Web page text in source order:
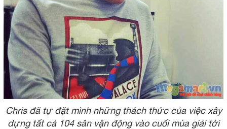
Chris đã tự đặt mình những thách thức của việc xây
dựng tất cả 104 sân vận động vào cuối mùa giải tới